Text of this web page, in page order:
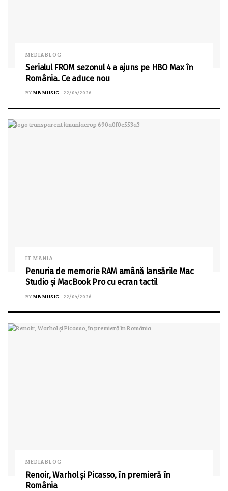
MEDIABLOG
Serialul FROM sezonul 4 a ajuns pe HBO Max în
România. Ce aduce nou
BY MB MUSIC 22/04/2026
IT MANIA
Penuria de memorie RAM amână lansările Mac
Studio și MacBook Pro cu ecran tactil
BY MB MUSIC 22/04/2026
MEDIABLOG
Renoir, Warhol și Picasso, în premieră în
România